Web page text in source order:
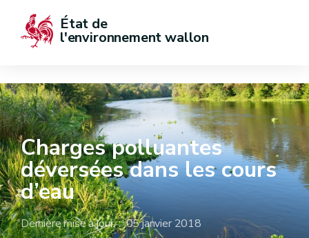
État de
l'environnement wallon
Charges polluantes
déversées dans les cours
d’eau
Dernière mise à jour : 05 janvier 2018